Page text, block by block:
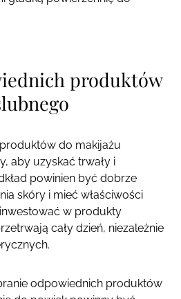
produktów
do makijażu
aby uzyskać trwały i
powinien być dobrze
skóry i mieć właściwości
w produkty
cały dzień, niezależnie
odpowiednich produktów